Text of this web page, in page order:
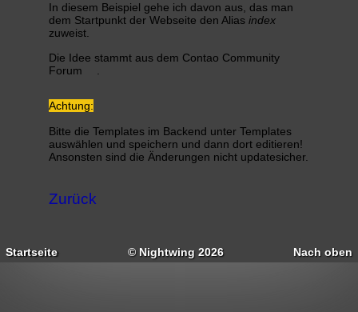
In diesem Beispiel gehe ich davon aus, das man
dem Startpunkt der Webseite den Aliasindex
zuweist.
Die Idee stammt aus dem Contao Community
Forum
Achtung:
Bitte die Templates im Backend unter Templates
auswählen und speichern und dann dort editieren!
Ansonsten sind die Änderungen nicht updatesicher.
Zurück
Startseite © Nightwing 2026 Nach oben